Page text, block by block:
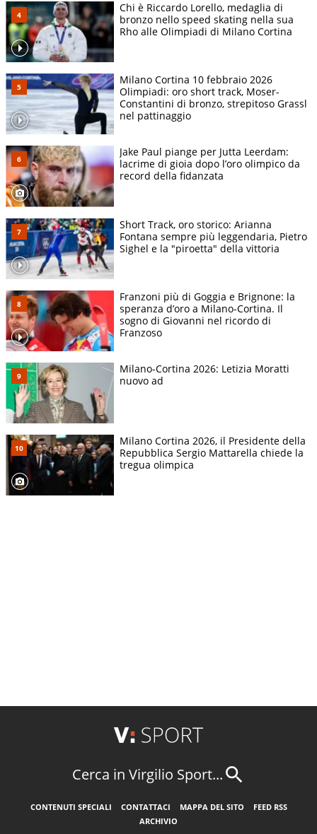
Chi è Riccardo Lorello, medaglia di
bronzo nello speed skating nella sua
Rho alle Olimpiadi di Milano Cortina
Milano Cortina 10 febbraio 2026
Olimpiadi: oro short track, Moser-
Constantini di bronzo, strepitoso Grassl
nel pattinaggio
Jake Paul piange per Jutta Leerdam:
lacrime di gioia dopo l’oro olimpico da
record della fidanzata
Short Track, oro storico: Arianna
Fontana sempre più leggendaria, Pietro
Sighel e la "piroetta" della vittoria
Franzoni più di Goggia e Brignone: la
speranza d’oro a Milano-Cortina. Il
sogno di Giovanni nel ricordo di
Franzoso
Milano-Cortina 2026: Letizia Moratti
nuovo ad
Milano Cortina 2026, il Presidente della
Repubblica Sergio Mattarella chiede la
tregua olimpica
Cerca in Virgilio Sport...
CONTENUTI SPECIALI CONTATTACI MAPPA DEL SITO
FEED RSS
ARCHIVIO